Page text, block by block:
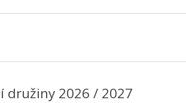
družiny 2026 / 2027